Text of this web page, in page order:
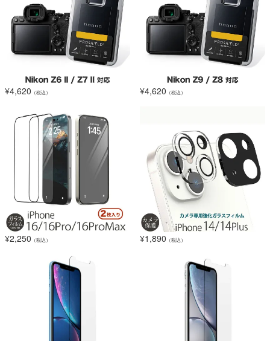
¥4,620 （税込） ¥4,620 （税込）
¥2,250 （税込） ¥1,890 （税込）